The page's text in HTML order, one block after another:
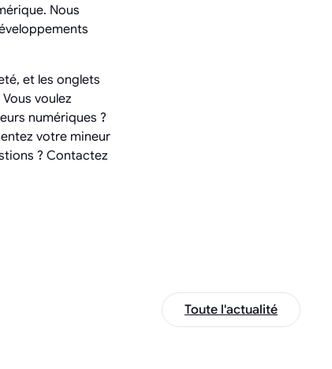
Nous
et les onglets
voulez
numériques ?
votre mineur
? Contactez
Toute l'actualité